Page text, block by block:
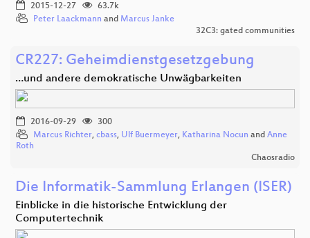
2015-12-27
63.7k
Peter Laackmann and Marcus Janke
32C3: gated communities
CR227: Geheimdienstgesetzgebung
…und andere demokratische Unwägbarkeiten
2016-09-29
300
Marcus Richter, cbass, Ulf Buermeyer, Katharina Nocun and Anne
Roth
Chaosradio
Die Informatik-Sammlung Erlangen (ISER)
Einblicke in die historische Entwicklung der
Computertechnik